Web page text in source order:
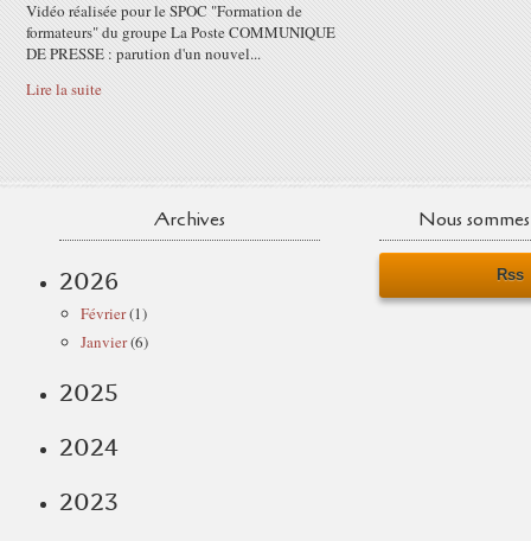
Vidéo réalisée pour le SPOC "Formation de
formateurs" du groupe La Poste COMMUNIQUE
DE PRESSE : parution d'un nouvel...
Lire la suite
Archives
2026
Février(1)
Janvier(6)
2025
2024
2023
Nous
Rss